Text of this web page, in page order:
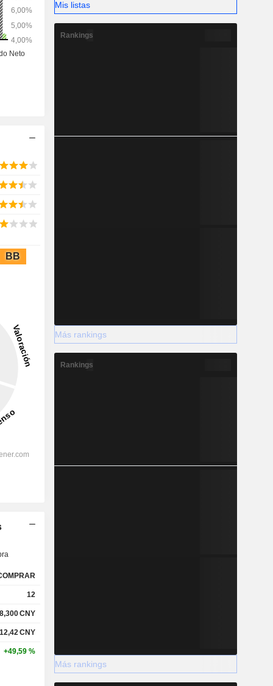
BB
12
8,300CNY
12,42 CNY
+49,59 %
Mis listas
Rankings
Más rankings
Rankings
Más rankings